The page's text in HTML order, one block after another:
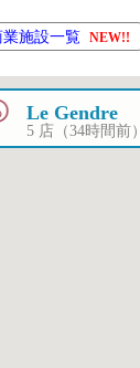
業施設一覧 NEW!!
Le Gendre
5 店（34時間前）